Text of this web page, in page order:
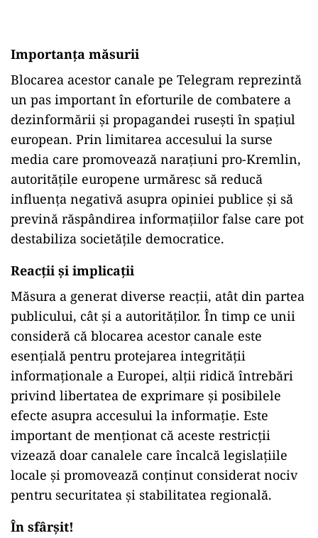
Importanța măsurii
Blocarea acestor canale pe Telegram reprezintă
un pas important în eforturile de combatere a
dezinformării și propagandei rusești în spațiul
european. Prin limitarea accesului la surse
media care promovează narațiuni pro-Kremlin,
autoritățile europene urmăresc să reducă
influența negativă asupra opiniei publice și să
prevină răspândirea informațiilor false care pot
destabiliza societățile democratice.
Reacții și implicații
Măsura a generat diverse reacții, atât din partea
publicului, cât și a autorităților. În timp ce unii
consideră că blocarea acestor canale este
esențială pentru protejarea integrității
informaționale a Europei, alții ridică întrebări
privind libertatea de exprimare și posibilele
efecte asupra accesului la informație. Este
important de menționat că aceste restricții
vizează doar canalele care încalcă legislațiile
locale și promovează conținut considerat nociv
pentru securitatea și stabilitatea regională.
În sfârșit!